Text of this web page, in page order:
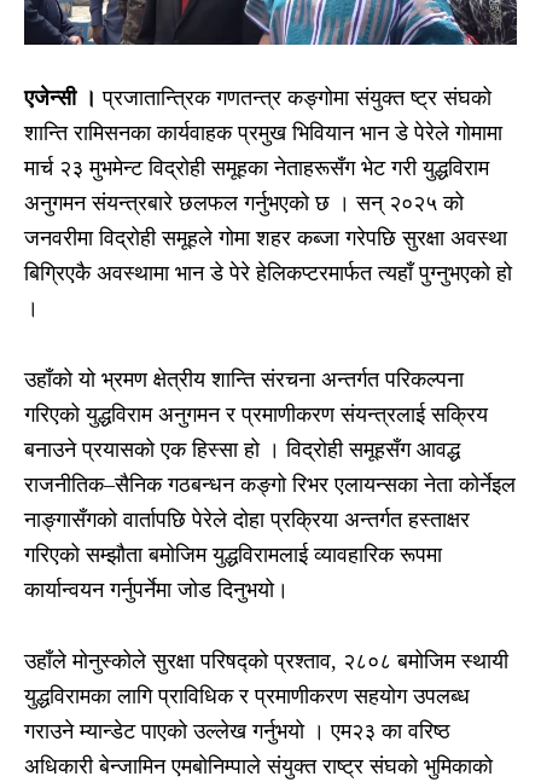
एजेन्सी । प्रजातान्त्रिक गणतन्त्र कङ्गोमा संयुक्त ष्ट्र संघको
शान्ति रामिसनका कार्यवाहक प्रमुख भिवियान भान डे पेरेले गोमामा
मार्च २३ मुभमेन्ट विद्रोही समूहका नेताहरूसँग भेट गरी युद्धविराम
अनुगमन संयन्त्रबारे छलफल गर्नुभएको छ । सन् २०२५ को
जनवरीमा विद्रोही समूहले गोमा शहर कब्जा गरेपछि सुरक्षा अवस्था
बिग्रिएकै अवस्थामा भान डे पेरे हेलिकप्टरमार्फत त्यहाँ पुग्नुभएको हो
।
उहाँको यो भ्रमण क्षेत्रीय शान्ति संरचना अन्तर्गत परिकल्पना
गरिएको युद्धविराम अनुगमन र प्रमाणीकरण संयन्त्रलाई सक्रिय
बनाउने प्रयासको एक हिस्सा हो । विद्रोही समूहसँग आवद्ध
राजनीतिक–सैनिक गठबन्धन कङ्गो रिभर एलायन्सका नेता कोर्नेइल
नाङ्गासँगको वार्तापछि पेरेले दोहा प्रक्रिया अन्तर्गत हस्ताक्षर
गरिएको सम्झौता बमोजिम युद्धविरामलाई व्यावहारिक रूपमा
कार्यान्वयन गर्नुपर्नेमा जोड दिनुभयो।
उहाँले मोनुस्कोले सुरक्षा परिषद्को प्रश्ताव, २८०८ बमोजिम स्थायी
युद्धविरामका लागि प्राविधिक र प्रमाणीकरण सहयोग उपलब्ध
गराउने म्यान्डेट पाएको उल्लेख गर्नुभयो । एम२३ का वरिष्ठ
अधिकारी बेन्जामिन एमबोनिम्पाले संयुक्त राष्ट्र संघको भुमिकाको